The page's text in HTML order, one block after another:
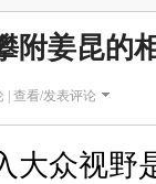
附姜昆的
| 查看/发表评论
大众视野